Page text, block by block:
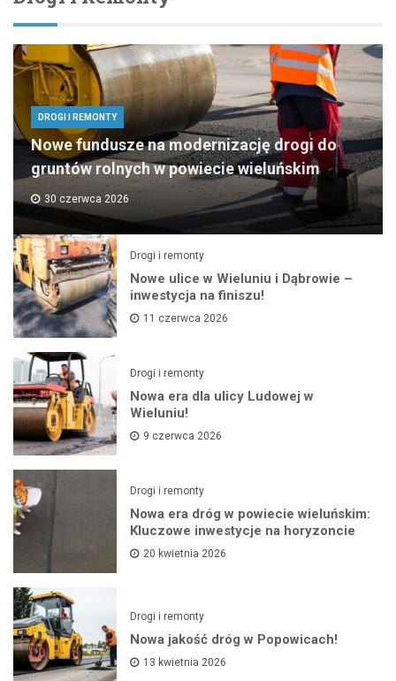
DROGI I REMONTY
Nowe fundusze na modernizację drogi do
gruntów rolnych w powiecie wieluńskim
30 czerwca 2026
Drogi i remonty
Nowe ulice w Wieluniu i Dąbrowie –
inwestycja na finiszu!
11 czerwca 2026
Drogi i remonty
Nowa era dla ulicy Ludowej w
Wieluniu!
9 czerwca 2026
Drogi i remonty
Nowa era dróg w powiecie wieluńskim:
Kluczowe inwestycje na horyzoncie
20 kwietnia 2026
Drogi i remonty
Nowa jakość dróg w Popowicach!
13 kwietnia 2026